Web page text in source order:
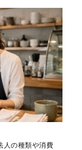
人の種類や消費